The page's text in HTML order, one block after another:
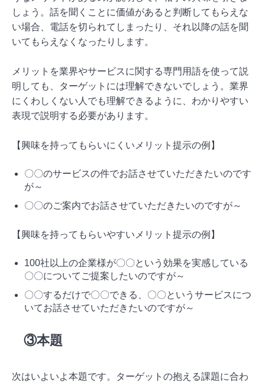
しょう。話を聞くことに価値があると判断してもらえな
い場合、電話を切られてしまったり、それ以降の話を聞
いてもらえなくなったりします。
メリットを業界やサービスに関する専門用語を使って説
明しても、ターゲットには理解できないでしょう。業界
にくわしくない人でも理解できるように、わかりやすい
表現で説明する必要があります。
【興味を持ってもらいにくいメリット提示の例】
〇〇のサービスの件でお話させていただきたいのです
が～
〇〇のご案内でお話させていただきたいのですが～
【興味を持ってもらいやすいメリット提示の例】
100社以上の企業様が〇〇という効果を実感している
〇〇についてご提案したいのですが～
〇〇するだけで〇〇できる、〇〇というサービスにつ
いてお話させていただきたいのですが～
③本題
次はいよいよ本題です。ターゲットの抱える課題に合わ